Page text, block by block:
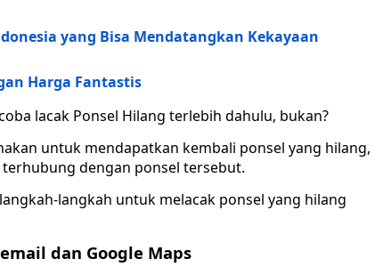
yang Bisa Mendatangkan Kekayaan
Harga Fantastis
lacak Ponsel Hilang terlebih dahulu, bukan?
untuk mendapatkan kembali ponsel yang hilang,
terhubung dengan ponsel tersebut.
langkah untuk melacak ponsel yang hilang
dan Google Maps